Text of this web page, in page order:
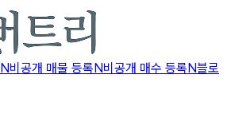
N비공개 매물 등록N비공개 매수 등록N블로